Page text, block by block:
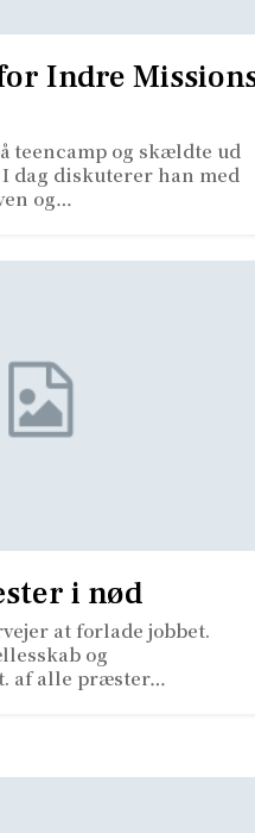
Indre
teencamp og skældte ud
dag diskuterer han med
og…
i nød
at forlade jobbet.
og
af alle præster…